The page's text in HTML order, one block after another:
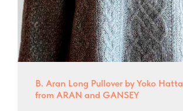
B. Aran Long Pullover by Yoko Hatta
from ARAN and GANSEY